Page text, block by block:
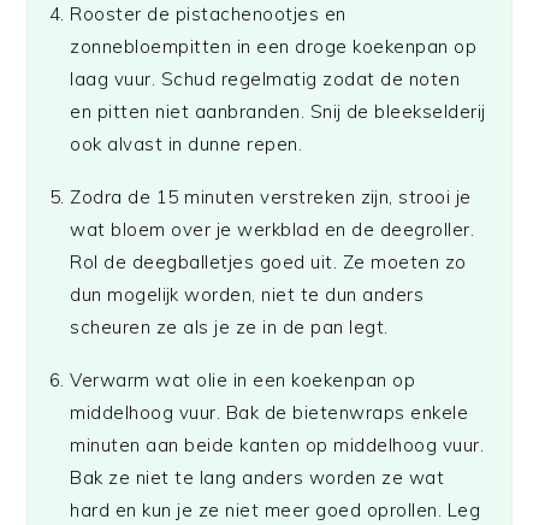
Rooster de pistachenootjes en
zonnebloempitten in een droge koekenpan op
laag vuur. Schud regelmatig zodat de noten
en pitten niet aanbranden. Snij de bleekselderij
ook alvast in dunne repen.
Zodra de 15 minuten verstreken zijn, strooi je
wat bloem over je werkblad en de deegroller.
Rol de deegballetjes goed uit. Ze moeten zo
dun mogelijk worden, niet te dun anders
scheuren ze als je ze in de pan legt.
Verwarm wat olie in een koekenpan op
middelhoog vuur. Bak de bietenwraps enkele
minuten aan beide kanten op middelhoog vuur.
Bak ze niet te lang anders worden ze wat
hard en kun je ze niet meer goed oprollen. Leg